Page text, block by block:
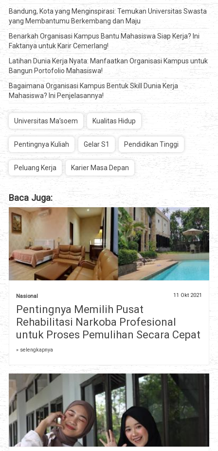
Bandung, Kota yang Menginspirasi: Temukan Universitas Swasta
yang Membantumu Berkembang dan Maju
Benarkah Organisasi Kampus Bantu Mahasiswa Siap Kerja? Ini
Faktanya untuk Karir Cemerlang!
Latihan Dunia Kerja Nyata: Manfaatkan Organisasi Kampus untuk
Bangun Portofolio Mahasiswa!
Bagaimana Organisasi Kampus Bentuk Skill Dunia Kerja
Mahasiswa? Ini Penjelasannya!
Universitas Ma’soem Kualitas Hidup
Pentingnya Kuliah Gelar S1 Pendidikan Tinggi
Peluang Kerja Karier Masa Depan
Baca Juga:
Nasional 11 Okt 2021
Pentingnya Memilih Pusat
Rehabilitasi Narkoba Profesional
untuk Proses Pemulihan Secara Cepat
» selengkapnya